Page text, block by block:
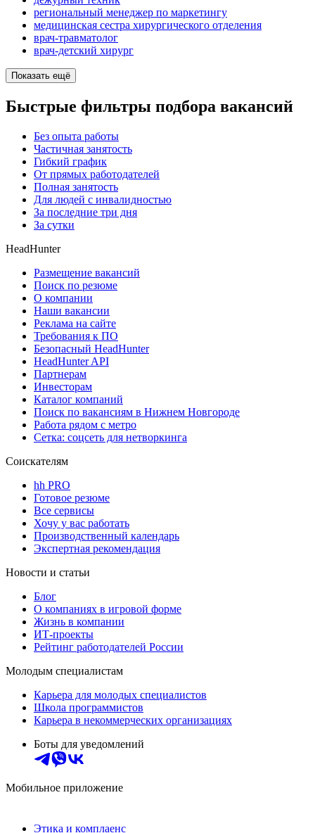
региональный менеджер по маркетингу
медицинская сестра хирургического отделения
врач-травматолог
врач-детский хирург
Показать ещё
Быстрые фильтры подбора вакансий
Без опыта работы
Частичная занятость
Гибкий график
От прямых работодателей
Полная занятость
Для людей с инвалидностью
За последние три дня
За сутки
HeadHunter
Размещение вакансий
Поиск по резюме
О компании
Наши вакансии
Реклама на сайте
Требования к ПО
Безопасный HeadHunter
HeadHunter API
Партнерам
Инвесторам
Каталог компаний
Поиск по вакансиям в Нижнем Новгороде
Работа рядом с метро
Сетка: соцсеть для нетворкинга
Соискателям
hh PRO
Готовое резюме
Все сервисы
Хочу у вас работать
Производственный календарь
Экспертная рекомендация
Новости и статьи
Блог
О компаниях в игровой форме
Жизнь в компании
ИТ-проекты
Рейтинг работодателей России
Молодым специалистам
Карьера для молодых специалистов
Школа программистов
Карьера в некоммерческих организациях
Боты для уведомлений
Мобильное приложение
Этика и комплаенс